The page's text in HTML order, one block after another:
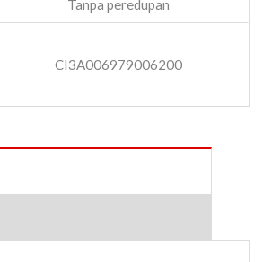
Tanpa peredupan
CI3A006979006200